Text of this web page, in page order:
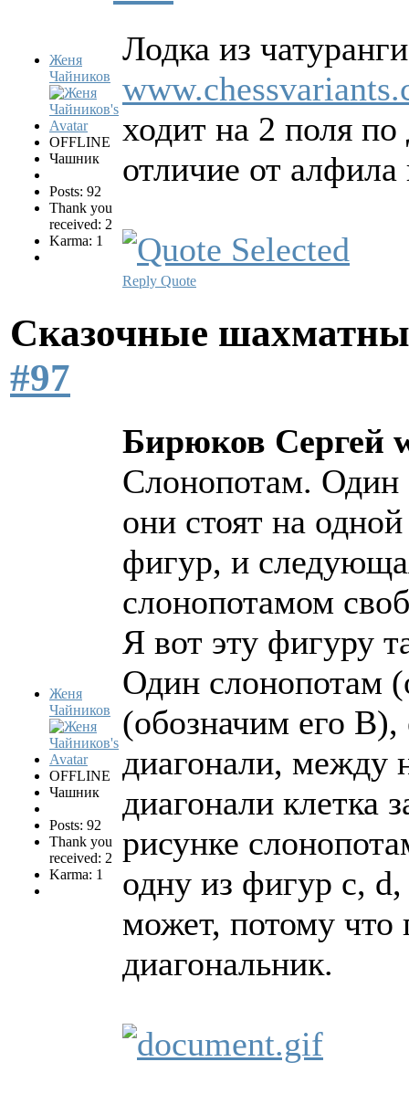
Женя
Чайников
OFFLINE
Чашник
Posts: 92
Thank you
received: 2
Karma: 1
Лодка из
ходит на 2 поля
отличие от
Reply Quote
Сказочные
#97
Женя
Чайников
OFFLINE
Чашник
Posts: 92
Thank you
received: 2
Karma: 1
Бирюков Сергей
Слонопотам. Один
они стоят на
фигур, и
слонопотамом
Я вот эту фигуру
Один слонопотам
(обозначим его
диагонали, между
диагонали клетка
рисунке
одну из фигур c,
может, потому что
диагональник.